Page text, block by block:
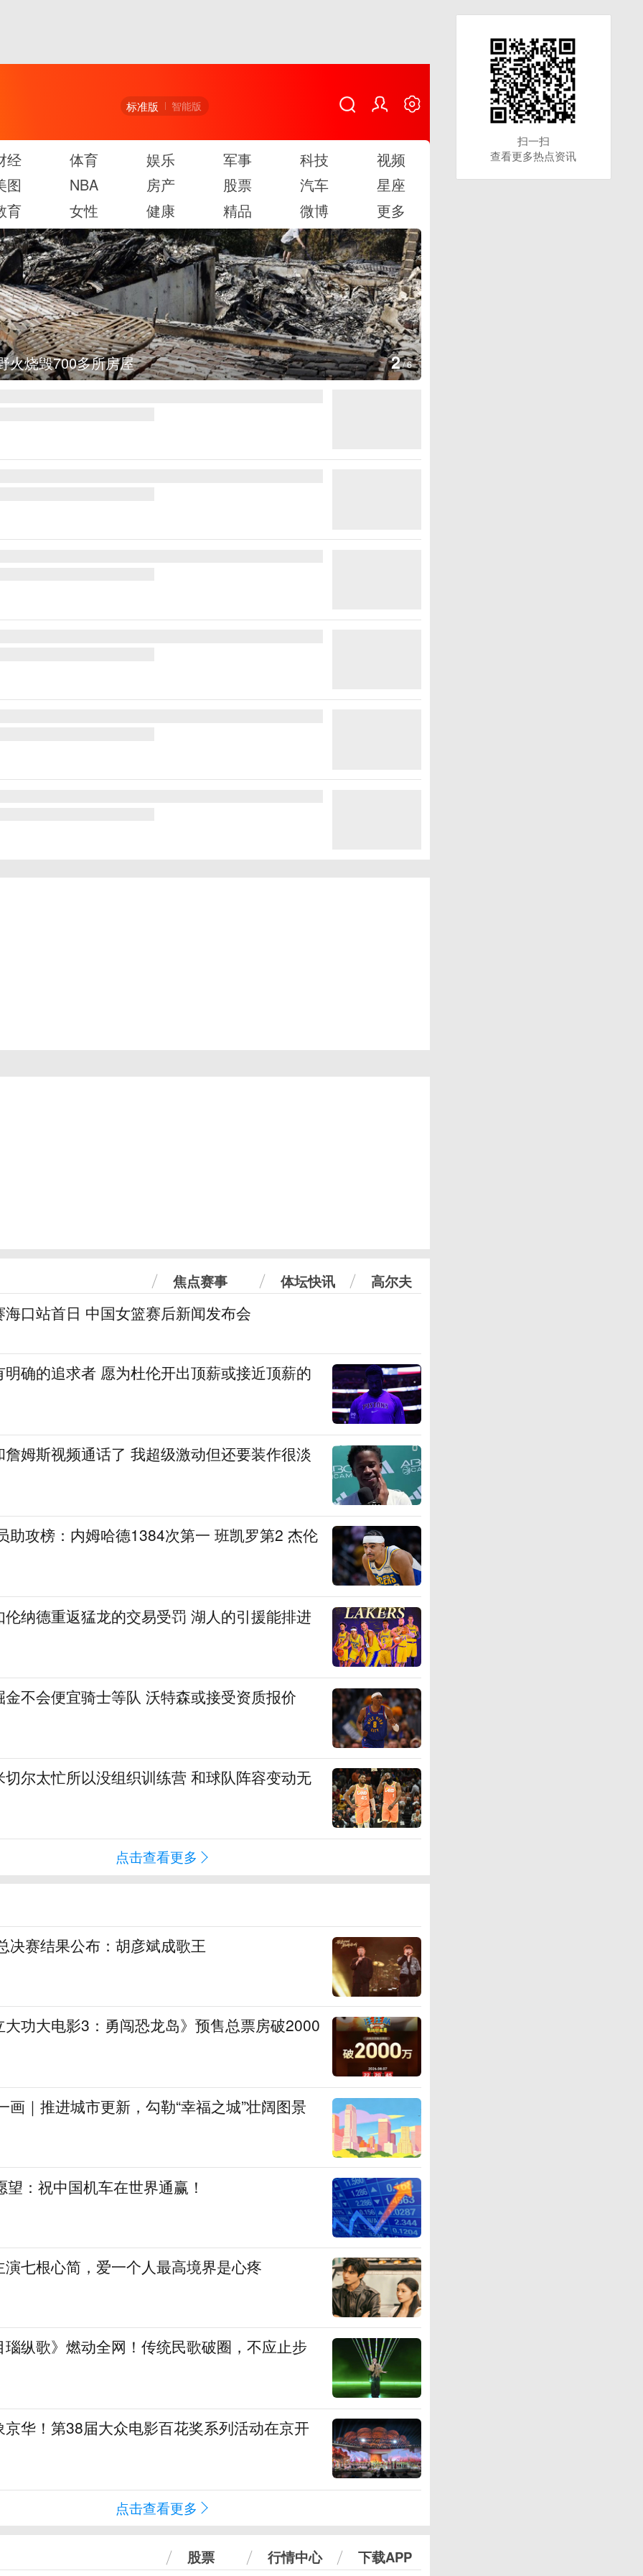
标准版 智能版
经 体育 娱乐 军事 科技
视频
图
NBA 房产 股票 汽车
星座
育
女性 健康 精品 微博 更多
火烧毁700多所房屋 2/6
焦点赛事 体坛快讯 高尔夫
口站首日 中国女篮赛后新闻发布会
确的追求者 愿为杜伦开出顶薪或接近顶薪的
姆斯视频通话了 我超级激动但还要装作很淡
助攻榜：内姆哈德1384次第一 班凯罗第2 杰伦
纳德重返猛龙的交易受罚 湖人的引援能排进
不会便宜骑士等队 沃特森或接受资质报价
尔太忙所以没组织训练营 和球队阵容变动无
点击查看更多
决赛结果公布：胡彦斌成歌王
功大电影3：勇闯恐龙岛》预售总票房破2000
画｜推进城市更新，勾勒“幸福之城”壮阔图景
：祝中国机车在世界通赢！
七根心简，爱一个人最高境界是心疼
纵歌》燃动全网！传统民歌破圈，不应止步
华！第38届大众电影百花奖系列活动在京开
点击查看更多
股票 行情中心 下载APP
扫一扫
查看更多热点资讯
扫一扫
查看更多热点资讯